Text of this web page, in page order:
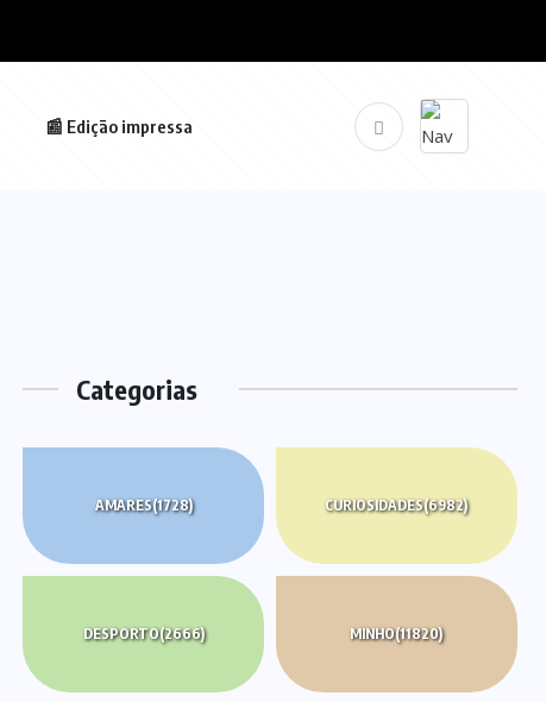
📰 Edição impressa
Categorias
AMARES(1728) CURIOSIDADES(6982)
DESPORTO(2666) MINHO(11820)